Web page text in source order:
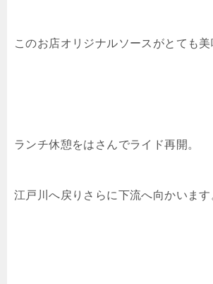
このお店オリジナルソースがとても美
ランチ休憩をはさんでライド再開。
江戸川へ戻りさらに下流へ向かいます